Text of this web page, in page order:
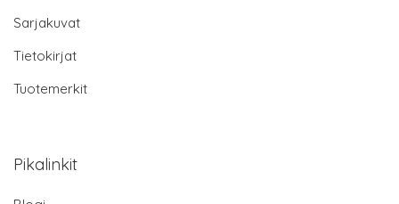
Sarjakuvat
Tietokirjat
Tuotemerkit
Pikalinkit